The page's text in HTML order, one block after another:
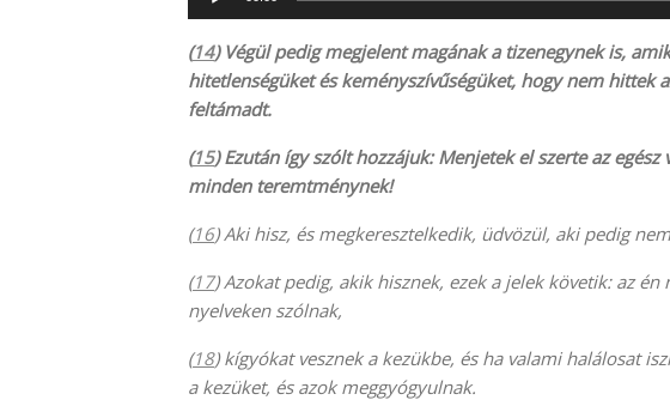
lejátszó
(14) Végül pedig megjelent magának a tizenegynek is,
hitetlenségüket és keményszívűségüket, hogy nem hittek
feltámadt.
(15) Ezután így szólt hozzájuk: Menjetek el szerte az
minden teremtménynek!
(16) Aki hisz, és megkeresztelkedik, üdvözül, aki pedig
(17) Azokat pedig, akik hisznek, ezek a jelek követik: az
nyelveken szólnak,
(18) kígyókat vesznek a kezükbe, és ha valami halálosat
a kezüket, és azok meggyógyulnak.